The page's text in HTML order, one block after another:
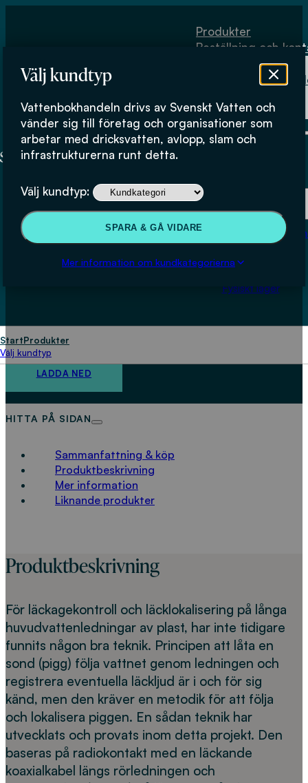
Välj kundtyp
Vattenbokhandeln drivs av Svenskt Vatten och
vänder sig till företag och organisationer som
arbetar med dricksvatten, avlopp, slam och
infrastrukturerna runt detta.
Välj kundtyp:
SPARA & GÅ VIDARE
Mer information om kundkategorierna
Produkter
Beställning och
Fysiskt lager
Beställning och kontakt
Om
Köpvillkor
Fysiskt lager
StartProdukter
Välj kundtyp
Akustisk ”pigging” – en metod
för täthetsövervakning och
matarledningar
LADDA NED
HITTA PÅ SIDAN
Sammanfattning & köp
Produktbeskrivning
Mer information
Liknande produkter
Produktbeskrivning
För läckagekontroll och läcklokalisering på långa
huvudvattenledningar av plast, har inte tidigare
funnits någon bra teknik. Principen att låta en
sond (pigg) följa vattnet genom ledningen och
registrera eventuella läckljud är i och för sig
känd, men den kräver en metodik för att följa
och lokalisera piggen. En sådan teknik har
utvecklats och provats inom detta projekt. Den
baseras på radiokontakt med en läckande
koaxialkabel längs rörledningen och